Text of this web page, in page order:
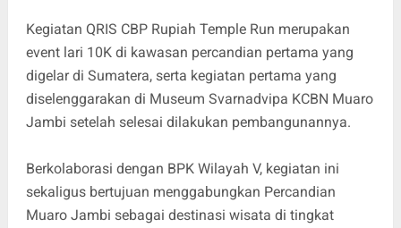
Kegiatan QRIS CBP Rupiah Temple Run merupakan
event lari 10K di kawasan percandian pertama yang
digelar di Sumatera, serta kegiatan pertama yang
diselenggarakan di Museum Svarnadvipa KCBN Muaro
Jambi setelah selesai dilakukan pembangunannya.
Berkolaborasi dengan BPK Wilayah V, kegiatan ini
sekaligus bertujuan menggabungkan Percandian
Muaro Jambi sebagai destinasi wisata di tingkat